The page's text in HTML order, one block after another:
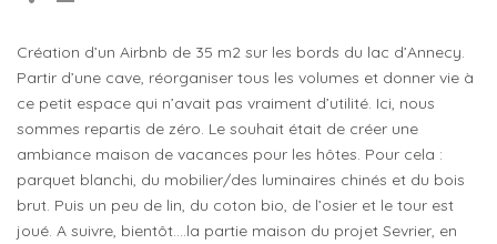
Création d’un Airbnb de 35 m2 sur les bords du lac d’Annecy.
Partir d’une cave, réorganiser tous les volumes et donner vie à
ce petit espace qui n’avait pas vraiment d’utilité. Ici, nous
sommes repartis de zéro. Le souhait était de créer une
ambiance maison de vacances pour les hôtes. Pour cela :
parquet blanchi, du mobilier/des luminaires chinés et du bois
brut. Puis un peu de lin, du coton bio, de l’osier et le tour est
joué. A suivre, bientôt….la partie maison du projet Sevrier, en